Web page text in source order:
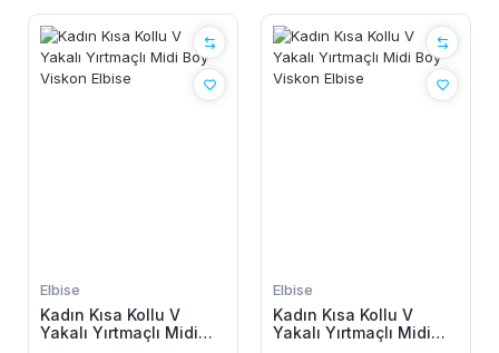
Elbise
Kadın Kısa Kollu V
Yakalı Yırtmaçlı Midi
Elbise
Kadın Kısa Kollu V
Yakalı Yırtmaçlı Midi